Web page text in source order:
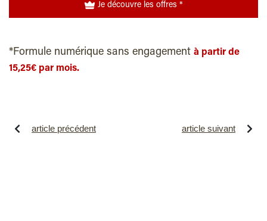
Je découvre les offres *
*Formule numérique sans engagement à partir de
15,25€ par mois.
article précédent article suivant